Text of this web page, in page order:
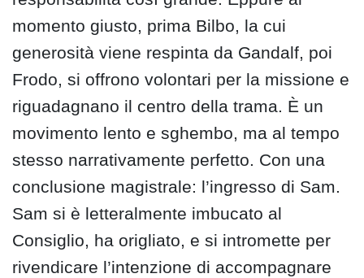
momento giusto, prima Bilbo, la cui
generosità viene respinta da Gandalf, poi
Frodo, si offrono volontari per la missione e
riguadagnano il centro della trama. È un
movimento lento e sghembo, ma al tempo
stesso narrativamente perfetto. Con una
conclusione magistrale: l’ingresso di Sam.
Sam si è letteralmente imbucato al
Consiglio, ha origliato, e si intromette per
rivendicare l’intenzione di accompagnare